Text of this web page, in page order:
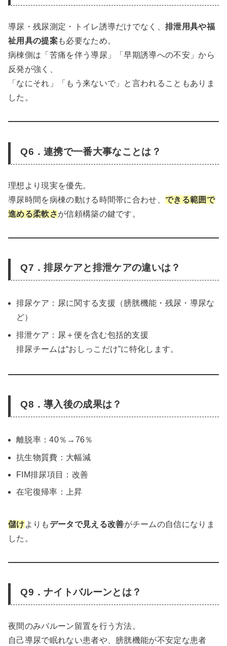
導尿・残尿測定・トイレ誘導だけでなく、排泄用具や福
祉用具の提案も必要なため。
病棟側は「苦痛を伴う導尿」「早期誘導への不安」から
反発が強く、
「なにそれ」「もう来ないで」と言われることもありま
した。
Q6．連携で一番大事なことは？
理想より現実を優先。
導尿時間を病棟の動ける時間帯に合わせ、できる範囲で
進める柔軟さが信頼構築の鍵です。
Q7．排尿ケアと排泄ケアの違いは？
排尿ケア：尿に関する支援（膀胱機能・残尿・導尿な
ど）
排泄ケア：尿＋便を含む包括的支援
排尿チームは“おしっこだけ”に特化します。
Q8．導入後の成果は？
離脱率：40％→76％
抗生物質費：大幅減
FIM排尿項目：改善
在宅復帰率：上昇
儲けよりも データで見える改善がチームの自信になりま
した。
Q9．ナイトバルーンとは？
夜間のみバルーン留置を行う方法。
自己導尿で眠れない患者や、膀胱機能が不安定な患者